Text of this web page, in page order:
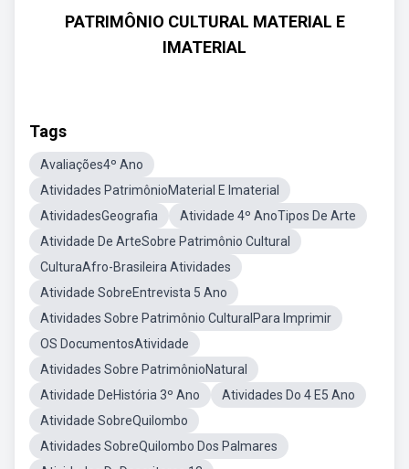
PATRIMÔNIO CULTURAL MATERIAL E
IMATERIAL
Tags
Avaliações4º Ano
Atividades PatrimônioMaterial E Imaterial
AtividadesGeografia
Atividade 4º AnoTipos De Arte
Atividade De ArteSobre Patrimônio Cultural
CulturaAfro-Brasileira Atividades
Atividade SobreEntrevista 5 Ano
Atividades Sobre Patrimônio CulturalPara Imprimir
OS DocumentosAtividade
Atividades Sobre PatrimônioNatural
Atividade DeHistória 3º Ano
Atividades Do 4 E5 Ano
Atividade SobreQuilombo
Atividades SobreQuilombo Dos Palmares